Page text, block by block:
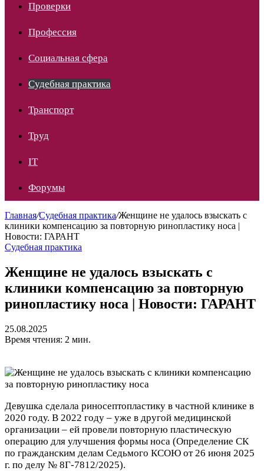
Проверки
Профессия
Социальная сфера
Судебная практика
Транспорт
Труд
IT
Форумы
Главная/Судебная практика/Женщине не удалось взыскать с
клиники компенсацию за повторную ринопластику носа |
Новости: ГАРАНТ
Судебная практика
Женщине не удалось взыскать с
клиники компенсацию за повторную
ринопластику носа | Новости: ГАРАНТ
25.08.2025
Время чтения: 2 мин.
Девушка сделала риносептопластику в частной клинике в
2020 году. В 2022 году – уже в другой медицинской
организации – ей провели повторную пластическую
операцию для улучшения формы носа (Определение СК
по гражданским делам Седьмого КСОЮ от 26 июня 2025
г. по делу № 8Г-7812/2025).